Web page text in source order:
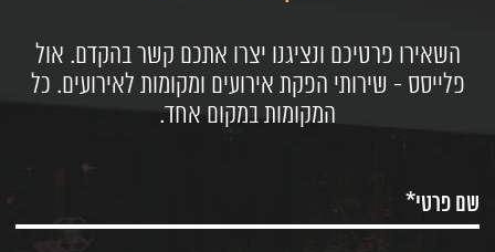
השאירו פרטיכם ונציגנו יצרו אתכם קשר בהקדם. אול
פלייסס - שירותי הפקת אירועים ומקומות לאירועים. כל
המקומות במקום אחד.